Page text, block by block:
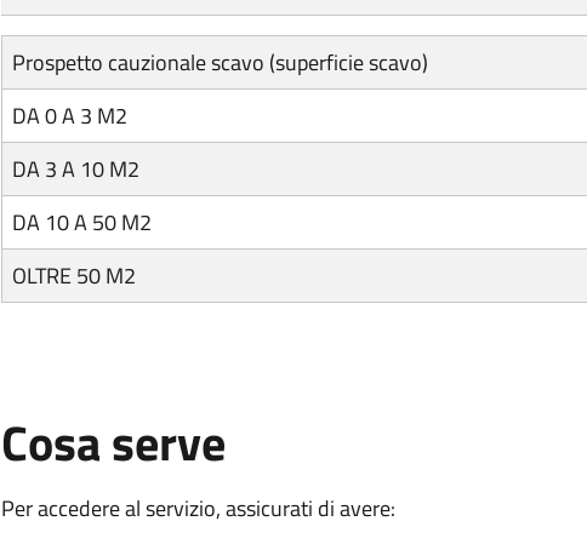
Prospetto cauzionale scavo (superficie scavo)
DA 0 A 3 M2
DA 3 A 10 M2
DA 10 A 50 M2
OLTRE 50 M2
Cosa serve
Per accedere al servizio, assicurati di avere: